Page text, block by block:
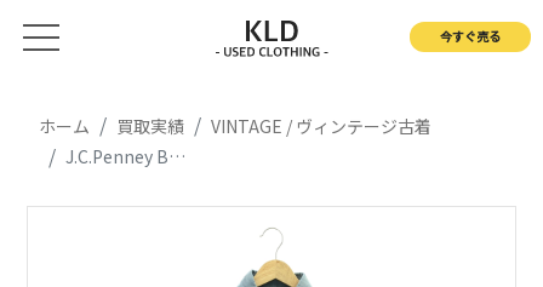
今すぐ売る
ホーム 買取実績
VINTAGE / ヴィンテージ古着
J.C.Penney BIG MAC / ジェイシーペニー ビッグマック エンブロイダリー シャンブレー シャツ